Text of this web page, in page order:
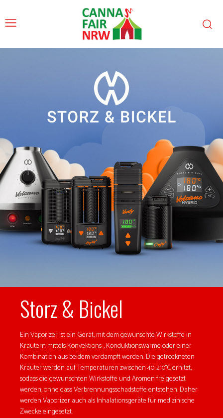
Storz & Bickel
Ein Vaporizer ist ein Gerät, mit dem gewünschte Wirkstoffe in
Kräutern mittels Konvektions-, Konduktionswärme oder einer
Kombination aus beidem verdampft werden. Die getrockneten
Kräuter werden auf Temperaturen zwischen 40-210°C erhitzt,
sodass die gewünschten Wirkstoffe und Aromen freigesetzt
werden, ohne dass Verbrennungsschadstoffe entstehen. Daher
werden Vaporizer auch als Inhalationsgeräte für medizinische
Zwecke eingesetzt.